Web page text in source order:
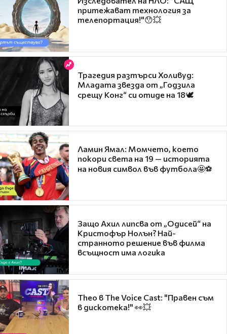
притежават технология за
телепортация!"😯💥
Трагедия разтърси Холивуд:
Младата звезда от „Годзила
срещу Конг“ си отиде на 18🕊️
Ламин Ямал: Момчето, което
покори света на 19 — историята
на новия символ във футбола🤩⚽
Защо Ахил липсва от „Одисей“ на
Кристофър Нолън? Най-
странното решение във филма
всъщност има логика
Theo в The Voice Cast: "Правен съм
в дискотека!" 👀💥